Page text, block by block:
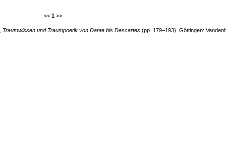
<< 1 >>
Traumwissen und Traumpoetik von Dante bis Descartes(pp. 179–193). Göttingen: